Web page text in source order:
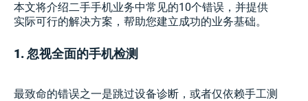
本文将介绍二手手机业务中常见的10个错误，并提供
实际可行的解决方案，帮助您建立成功的业务基础。
1. 忽视全面的手机检测
最致命的错误之一是跳过设备诊断，或者仅依赖手工测